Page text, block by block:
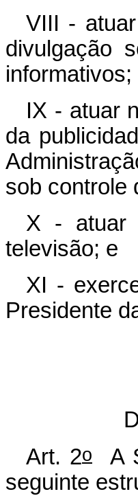
VIII -
divulgação
informativos;
IX - atuar
da
sob controle
X - atuar
televisão; e
XI -
Presidente
Art. 2o
A
seguinte